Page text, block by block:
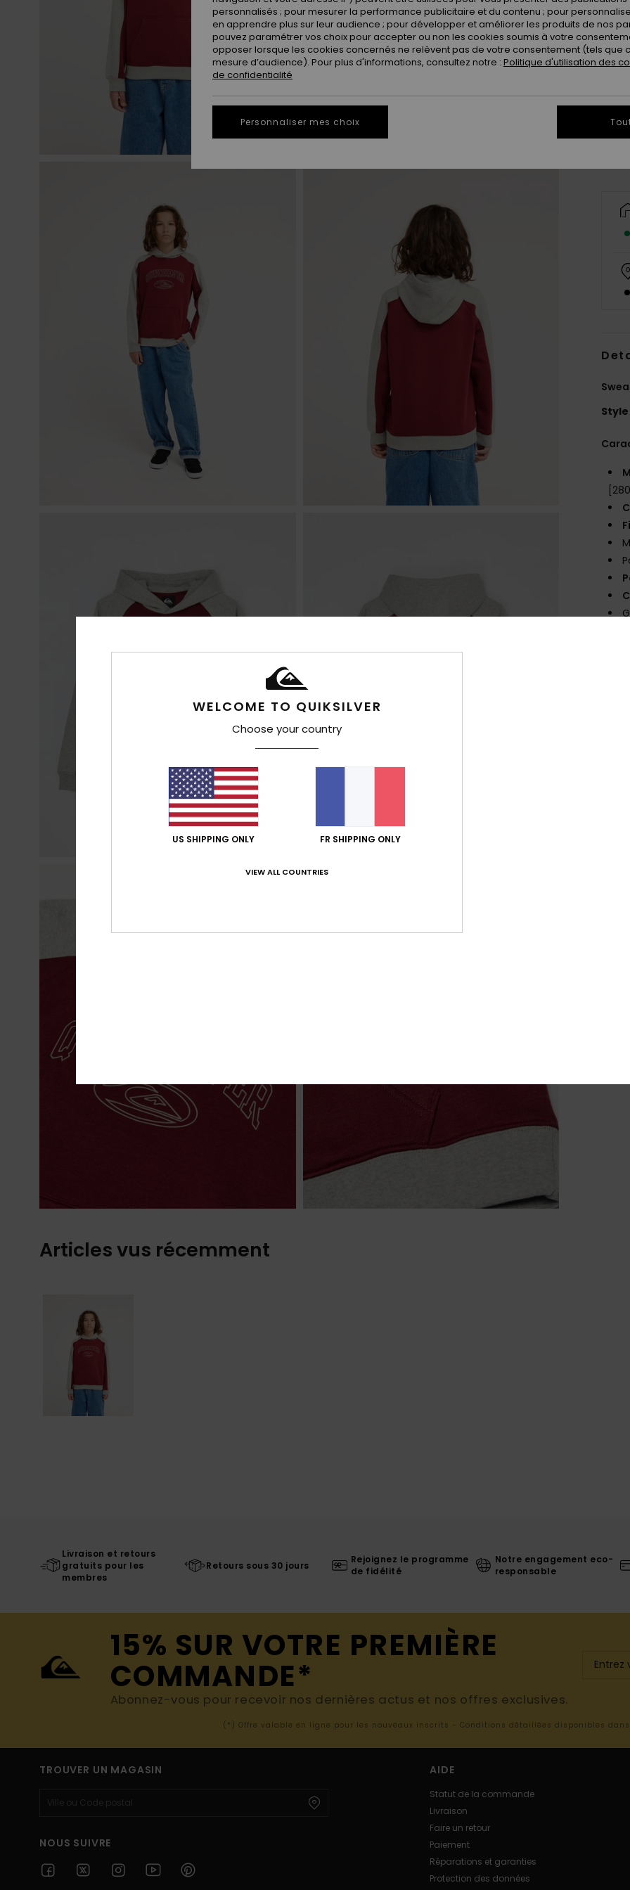
Style
Articles vus récemment
Livraison et retours
gratuits pour les
membres
Retours sous 30 jours
Rejoignez le programme
de fidélité
Notre engagement eco-
responsable
15% SUR VOTRE PREMIÈRE
COMMANDE*
Abonnez-vous pour recevoir nos dernières actus et nos offres exclusives.
(*) Offre valable en ligne pour les nouveaux inscrits - Conditions détaillées disponibles
TROUVER UN MAGASIN
NOUS SUIVRE
AIDE
Statut de la commande
Livraison
Faire un retour
Paiement
Réparations et garanties
Protection des données
WELCOME TO QUIKSILVER
Choose your country
US SHIPPING ONLY FR SHIPPING ONLY
VIEW ALL COUNTRIES
personnalisés ; pour mesurer la performance publicitaire et du contenu ; pour
en apprendre plus sur leur audience ; pour développer et améliorer les produits de nos
pouvez paramétrer vos choix pour accepter ou non les cookies soumis à votre
opposer lorsque les cookies concernés ne relèvent pas de votre consentement (tels que
mesure d’audience). Pour plus d'informations, consultez notre : Politique d'utilisation des
de confidentialité
Personnaliser mes choix